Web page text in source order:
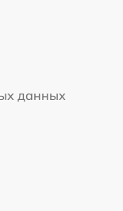
данных